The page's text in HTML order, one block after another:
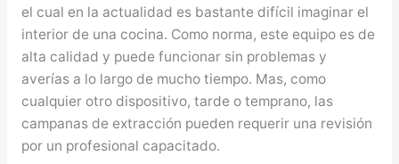
el cual en la actualidad es bastante difícil imaginar el
interior de una cocina. Como norma, este equipo es de
alta calidad y puede funcionar sin problemas y
averías a lo largo de mucho tiempo. Mas, como
cualquier otro dispositivo, tarde o temprano, las
campanas de extracción pueden requerir una revisión
por un profesional capacitado.